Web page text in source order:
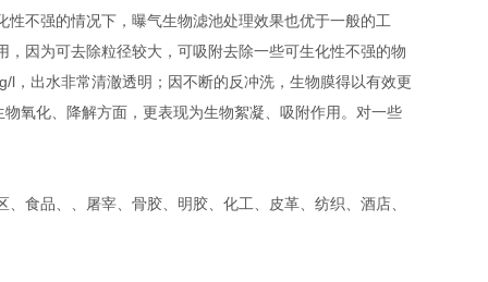
不强的情况下，曝气生物滤池处理效果也优于一般的工
因为可去除粒径较大，可吸附去除一些可生化性不强的物
，出水非常清澈透明；因不断的反冲洗，生物膜得以有效更
氧化、降解方面，更表现为生物絮凝、吸附作用。对一些
食品、、屠宰、骨胶、明胶、化工、皮革、纺织、酒店、